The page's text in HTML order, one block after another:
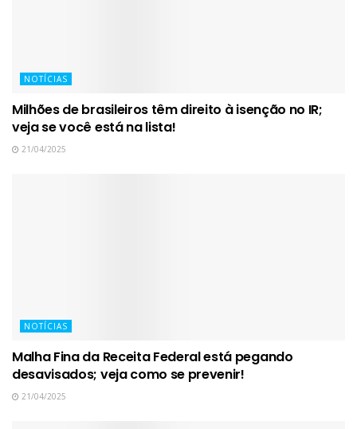
NOTÍCIAS
Milhões de brasileiros têm direito à isenção no IR;
veja se você está na lista!
21/04/2025
NOTÍCIAS
Malha Fina da Receita Federal está pegando
desavisados; veja como se prevenir!
21/04/2025